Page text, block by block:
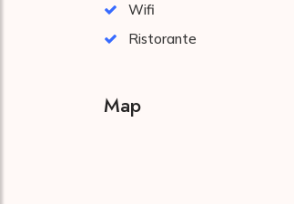
Wifi
Ristorante
Map